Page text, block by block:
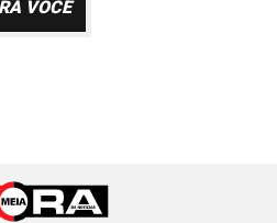
VOCÊ